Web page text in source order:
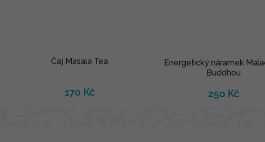
Čaj Masala Tea
170 Kč
Energetický náramek
Buddhou
250 Kč